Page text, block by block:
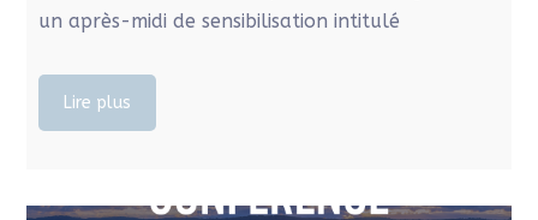
un après-midi de sensibilisation intitulé
Lire plus